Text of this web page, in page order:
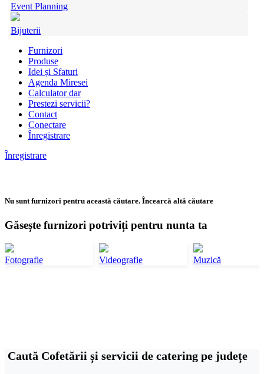
Event Planning
Bijuterii
Furnizori
Produse
Idei și Sfaturi
Agenda Miresei
Calculator dar
Prestezi servicii?
Contact
Conectare
Înregistrare
Înregistrare
Nu sunt furnizori pentru această căutare. Încearcă altă căutare
Găsește furnizori potriviți pentru nunta ta
Fotografie Videografie Muzică
Caută Cofetării și servicii de catering pe județe